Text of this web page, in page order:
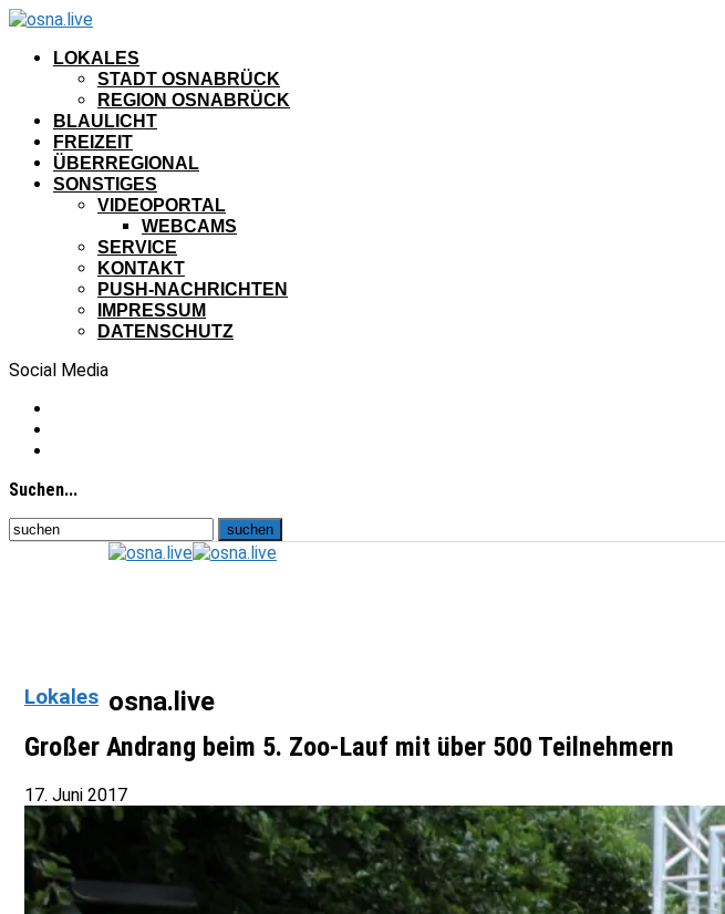
LOKALES
STADT OSNABRÜCK
REGION OSNABRÜCK
BLAULICHT
FREIZEIT
ÜBERREGIONAL
SONSTIGES
VIDEOPORTAL
WEBCAMS
SERVICE
KONTAKT
PUSH-NACHRICHTEN
IMPRESSUM
DATENSCHUTZ
Social Media
Suchen...
osna.live
Lokales
Großer Andrang beim 5. Zoo-Lauf mit über 500 Teilnehmern
17. Juni 2017